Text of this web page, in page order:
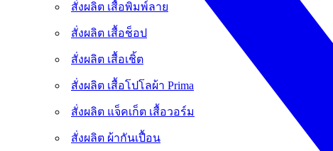
สั่งผลิต เสื้อพิมพ์ลาย
สั่งผลิต เสื้อช็อป
สั่งผลิต เสื้อเชิ้ต
สั่งผลิต เสื้อโปโลผ้า Prima
สั่งผลิต แจ็คเก็ต เสื้อวอร์ม
สั่งผลิต ผ้ากันเปื้อน